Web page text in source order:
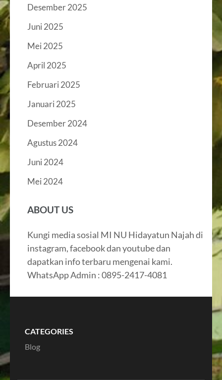
Desember 2025
Juni 2025
Mei 2025
April 2025
Februari 2025
Januari 2025
Desember 2024
Agustus 2024
Juni 2024
Mei 2024
ABOUT US
Kungi media sosial MI NU Hidayatun Najah di
instagram, facebook dan youtube dan
dapatkan info terbaru mengenai kami.
WhatsApp Admin : 0895-2417-4081
CATEGORIES
Blog